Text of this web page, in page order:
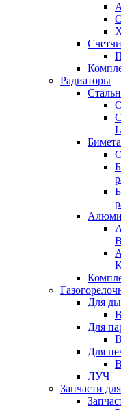
Радиаторы
Для
Для
Для
ЛУЧ
Запчасти